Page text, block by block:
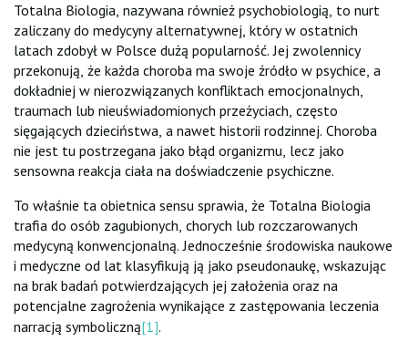
Totalna Biologia, nazywana również psychobiologią, to nurt
zaliczany do medycyny alternatywnej, który w ostatnich
latach zdobył w Polsce dużą popularność. Jej zwolennicy
przekonują, że każda choroba ma swoje źródło w psychice, a
dokładniej w nierozwiązanych konfliktach emocjonalnych,
traumach lub nieuświadomionych przeżyciach, często
sięgających dzieciństwa, a nawet historii rodzinnej. Choroba
nie jest tu postrzegana jako błąd organizmu, lecz jako
sensowna reakcja ciała na doświadczenie psychiczne.
To właśnie ta obietnica sensu sprawia, że Totalna Biologia
trafia do osób zagubionych, chorych lub rozczarowanych
medycyną konwencjonalną. Jednocześnie środowiska naukowe
i medyczne od lat klasyfikują ją jako pseudonaukę, wskazując
na brak badań potwierdzających jej założenia oraz na
potencjalne zagrożenia wynikające z zastępowania leczenia
narracją symboliczną[1].